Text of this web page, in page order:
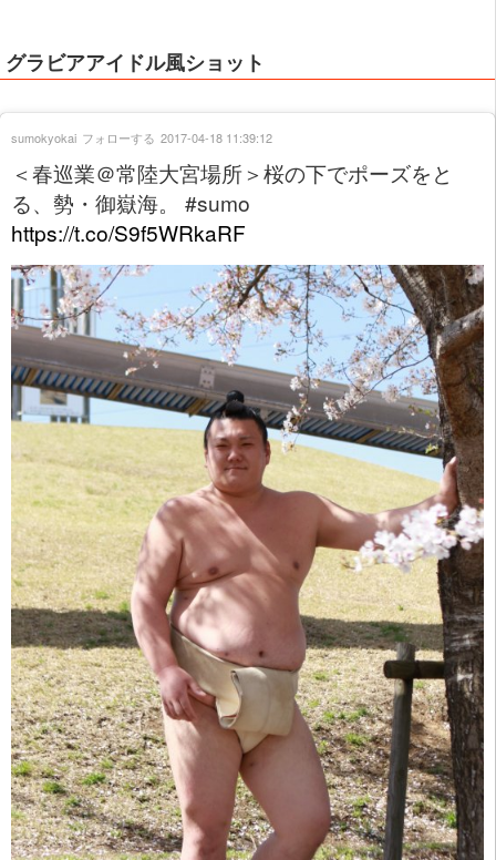
グラビアアイドル風ショット
＜春巡業＠常陸大宮場所＞桜の下でポーズをと
る、勢・御嶽海。 #sumo
https://t.co/S9f5WRkaRF
sumokyokai フォローする 2017-04-18 11:39:12